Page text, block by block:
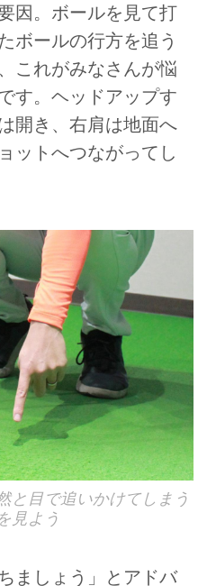
因。ボールを見て打
ボールの行方を追う
これがみなさんが悩
す。ヘッドアップす
開き、右肩は地面へ
ットへつながってし
と目で追いかけてしまう
見よう
ましょう」とアドバ